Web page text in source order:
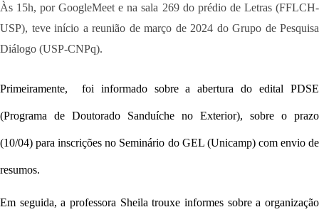
Às 15h, por GoogleMeet e na sala 269 do prédio de Letras (FFLCH-
USP), teve início a reunião de março de 2024 do Grupo de Pesquisa
Diálogo (USP-CNPq).
Primeiramente, foi informado sobre a abertura do edital PDSE
(Programa de Doutorado Sanduíche no Exterior), sobre o prazo
(10/04) para inscrições no Seminário do GEL (Unicamp) com envio de
resumos.
Em seguida, a professora Sheila trouxe informes sobre a organização